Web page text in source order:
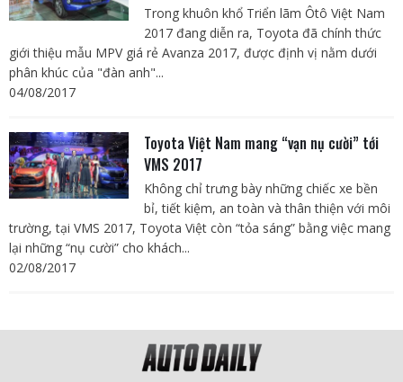
Trong khuôn khổ Triển lãm Ôtô Việt Nam
2017 đang diễn ra, Toyota đã chính thức
giới thiệu mẫu MPV giá rẻ Avanza 2017, được định vị nằm dưới
phân khúc của "đàn anh"...
04/08/2017
Toyota Việt Nam mang “vạn nụ cười” tới
VMS 2017
Không chỉ trưng bày những chiếc xe bền
bỉ, tiết kiệm, an toàn và thân thiện với môi
trường, tại VMS 2017, Toyota Việt còn “tỏa sáng” bằng việc mang
lại những “nụ cười” cho khách...
02/08/2017